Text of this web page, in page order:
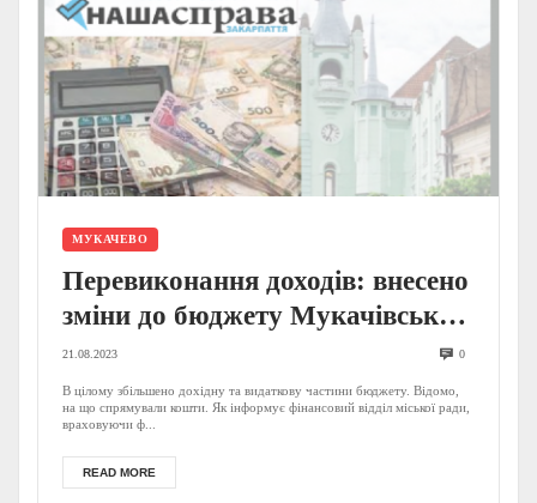
МУКАЧЕВО
Перевиконання доходів: внесено
зміни до бюджету Мукачівської
міської територіальної громади
21.08.2023 0
В цілому збільшено дохідну та видаткову частини бюджету. Відомо,
на що спрямували кошти. Як інформує фінансовий відділ міської ради,
враховуючи ф...
READ MORE